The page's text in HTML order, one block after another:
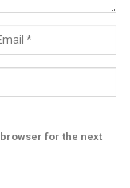
for the next